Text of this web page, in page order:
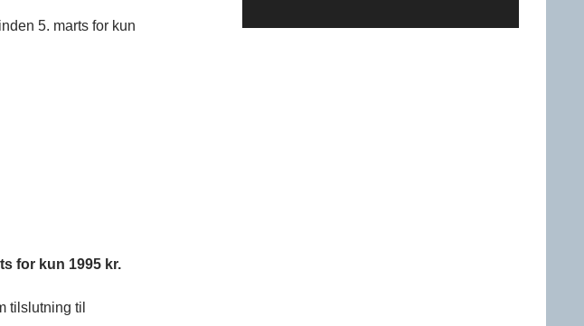
5. marts for kun
for kun 1995 kr.
tilslutning til